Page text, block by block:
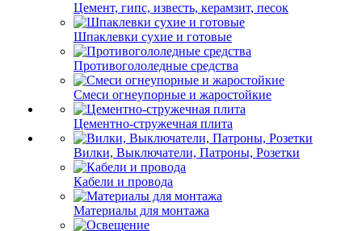
Цемент, гипс, известь, керамзит, песок
Шпаклевки сухие и готовые
Противогололедные средства
Смеси огнеупорные и жаростойкие
Цементно-стружечная плита
Вилки, Выключатели, Патроны, Розетки
Кабели и провода
Материалы для монтажа